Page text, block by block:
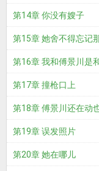
第14章 你没有嫂子
第15章 她舍不得忘记
第16章 我和傅景川是
第17章 撞枪口上
第18章 傅景川还在动
第19章 误发照片
第20章 她在哪儿